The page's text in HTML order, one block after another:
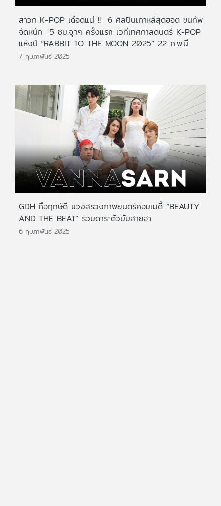
สาวก K-POP เดือดแน่ !! 6 ศิลปินเกาหลีสุดฮอต ขนทัพ
จัดหนัก 5 ชม.จุกๆ ครั้งแรก เวทีเทศกาลดนตรี K-POP
แห่งปี “RABBIT TO THE MOON 2025” 22 ก.พ.นี้
7 กุมภาพันธ์ 2025
GDH ถือฤกษ์ดี บวงสรวงภาพยนตร์คอมเมดี้ “BEAUTY
AND THE BEAT” รวมดาราตัวมัมสายฮา
6 กุมภาพันธ์ 2025